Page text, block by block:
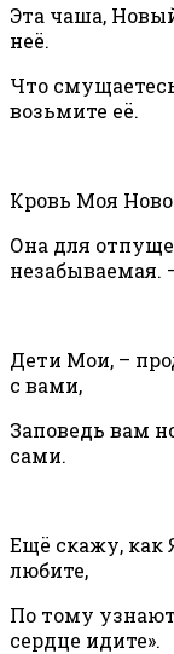
Эта чаша,
неё.
Что
возьмите её.
Кровь Моя
Она для
незабываемая.
Дети Мои, –
с вами,
Заповедь вам
сами.
Ещё скажу, как
любите,
По тому
сердце идите».